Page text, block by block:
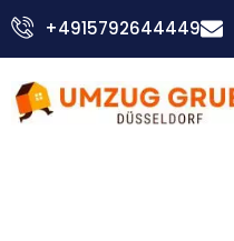
Zum
Inhalt
+4915792644449